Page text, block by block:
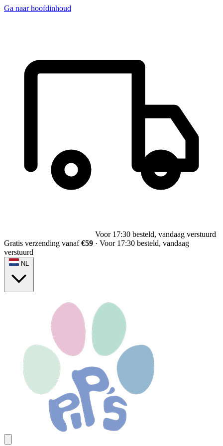
Ga naar hoofdinhoud
Voor 17:30 besteld, vandaag verstuurd
Gratis verzending vanaf€59 · Voor 17:30 besteld, vandaag
verstuurd
NL